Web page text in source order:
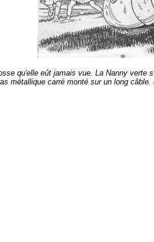
qu'elle eût jamais vue. La Nanny verte
métallique carré monté sur un long